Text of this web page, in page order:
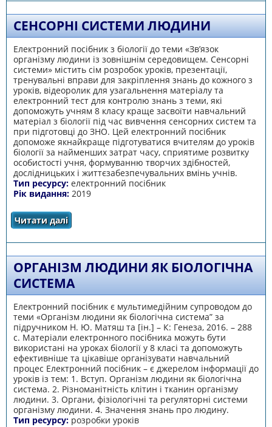
СЕНСОРНІ СИСТЕМИ ЛЮДИНИ
Електронний посібник з біології до теми «Зв’язок
організму людини із зовнішнім середовищем. Сенсорні
системи» містить сім розробок уроків, презентації,
тренувальні вправи для закріплення знань до кожного з
уроків, відеоролик для узагальнення матеріалу та
електронний тест для контролю знань з теми, які
допоможуть учням 8 класу краще засвоїти навчальний
матеріал з біології під час вивчення сенсорних систем та
при підготовці до ЗНО. Цей електронний посібник
допоможе якнайкраще підготуватися вчителям до уроків
біології за найменших затрат часу, сприятиме розвитку
особистості учня, формуванню творчих здібностей,
дослідницьких і життєзабезпечувальних вмінь учнів.
Тип ресурсу: електронний посібник
Рік видання: 2019
Читати даліпро Сенсорні системи людини
ОРГАНІЗМ ЛЮДИНИ ЯК БІОЛОГІЧНА
СИСТЕМА
Електронний посібник є мультимедійним супроводом до
теми «Організм людини як біологічна система” за
підручником Н. Ю. Матяш та [ін.] – К: Генеза, 2016. – 288
с. Матеріали електронного посібника можуть бути
використані на уроках біології у 8 класі та допоможуть
ефективніше та цікавіше організувати навчальний
процес Електронний посібник – є джерелом інформації до
уроків із тем: 1. Вступ. Організм людини як біологічна
система. 2. Різноманітність клітин і тканин організму
людини. 3. Органи, фізіологічні та регуляторні системи
організму людини. 4. Значення знань про людину.
Тип ресурсу: розробки уроків